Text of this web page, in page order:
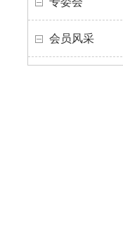
会员风采